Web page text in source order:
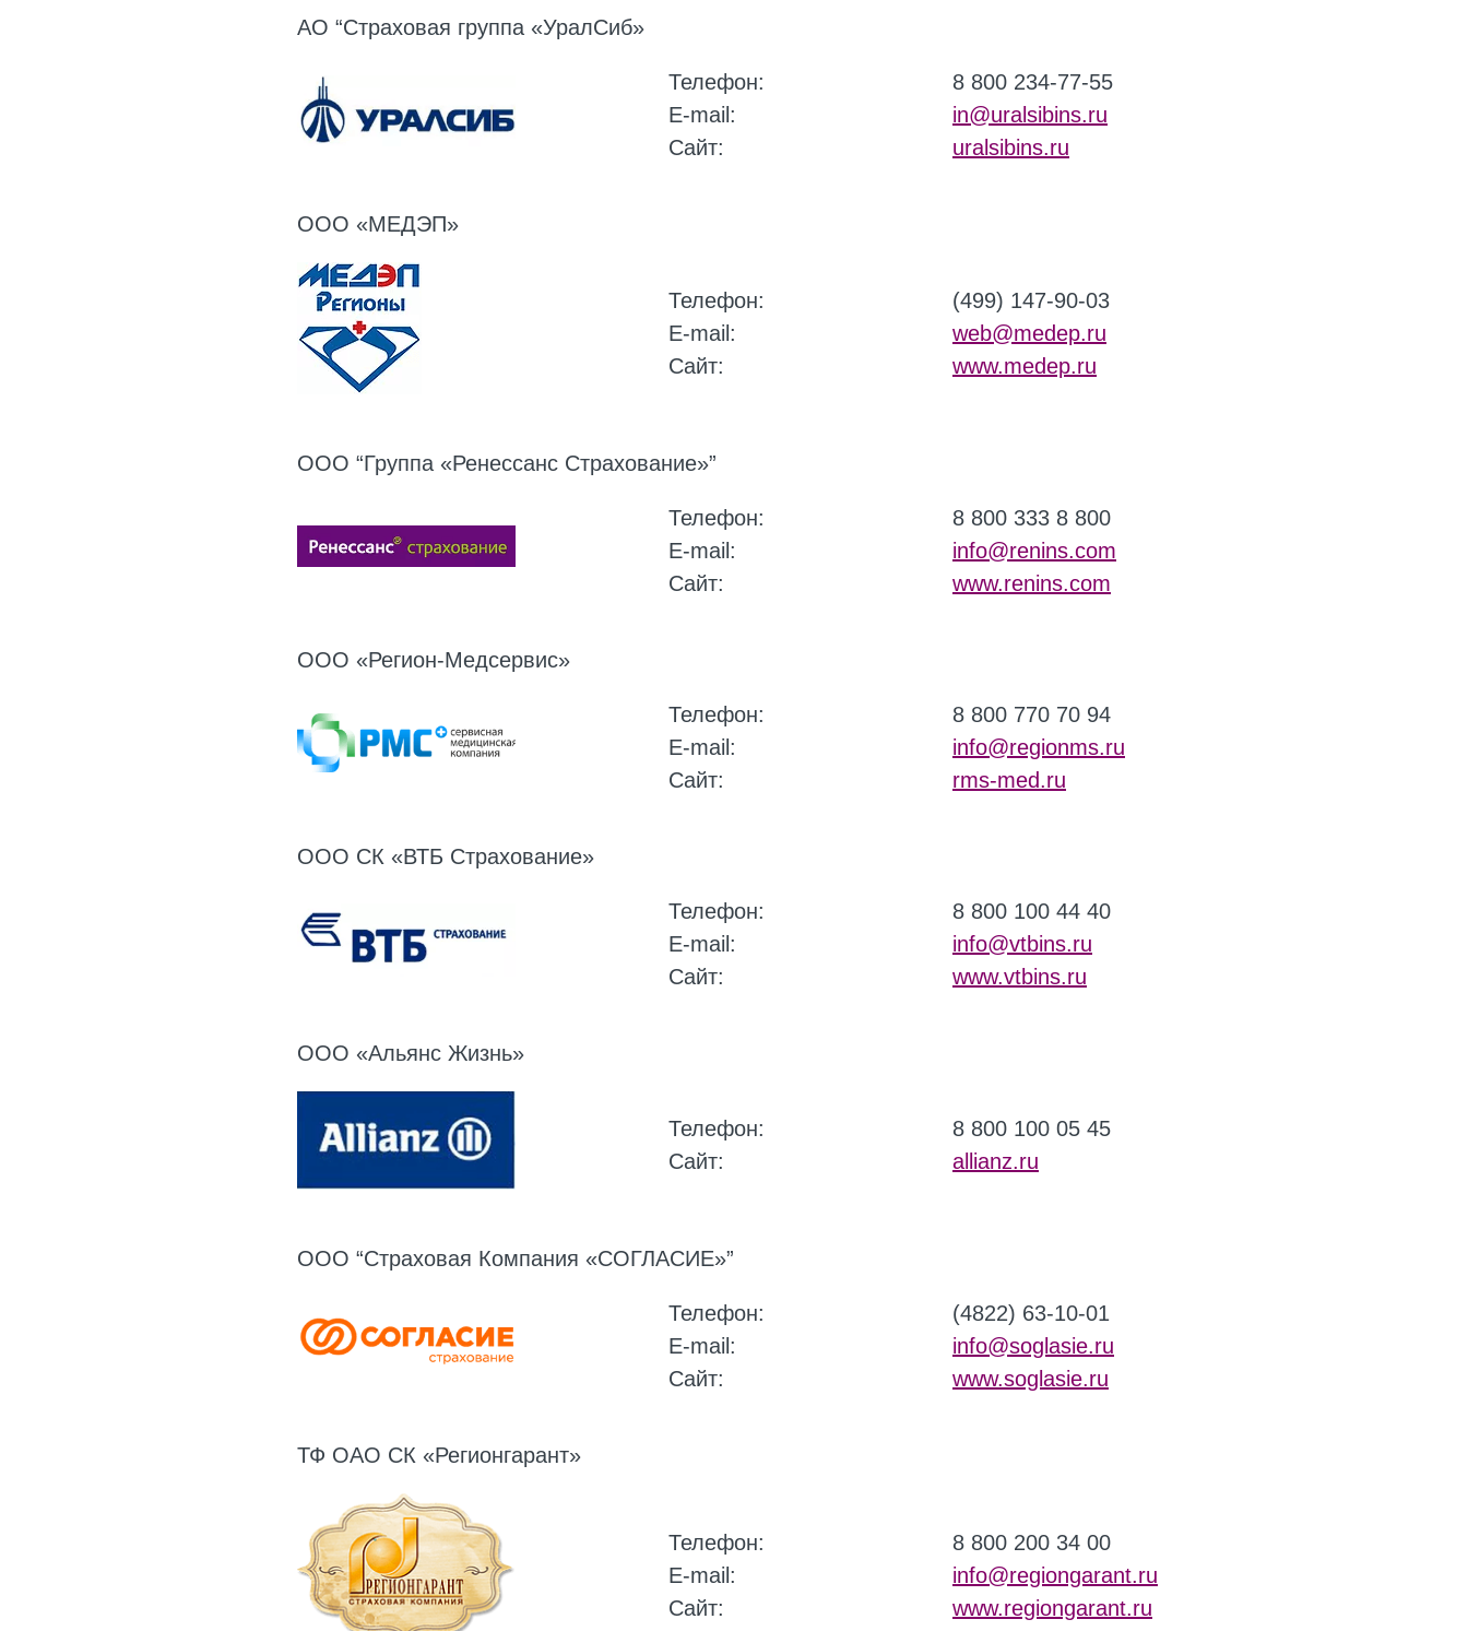
АО “Страховая группа «УралСиб»
Телефон:
E-mail:
Сайт:
8 800 234-77-55
in@uralsibins.ru
uralsibins.ru
ООО «МЕДЭП»
Телефон:
E-mail:
Сайт:
(499) 147-90-03
web@medep.ru
www.medep.ru
ООО “Группа «Ренессанс Страхование»”
Телефон:
E-mail:
Сайт:
8 800 333 8 800
info@renins.com
www.renins.com
ООО «Регион-Медсервис»
Телефон:
E-mail:
Сайт:
8 800 770 70 94
info@regionms.ru
rms-med.ru
ООО СК «ВТБ Страхование»
Телефон:
E-mail:
Сайт:
8 800 100 44 40
info@vtbins.ru
www.vtbins.ru
ООО «Альянс Жизнь»
Телефон:
Сайт:
8 800 100 05 45
allianz.ru
ООО “Страховая Компания «СОГЛАСИЕ»”
Телефон:
E-mail:
Сайт:
(4822) 63-10-01
info@soglasie.ru
www.soglasie.ru
ТФ ОАО СК «Регионгарант»
Телефон:
E-mail:
Сайт:
8 800 200 34 00
info@regiongarant.ru
www.regiongarant.ru